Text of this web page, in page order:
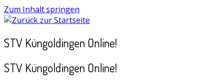
Zum Inhalt springen
STV Küngoldingen Online!
STV Küngoldingen Online!